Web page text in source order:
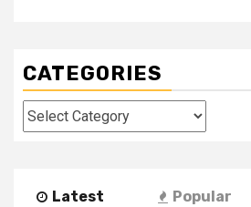
CATEGORIES
Categories
Latest Popular